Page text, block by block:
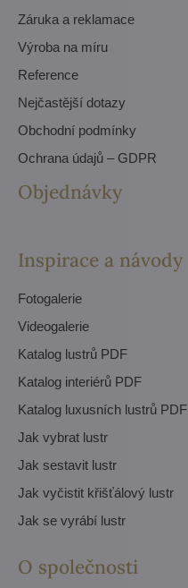
Záruka a reklamace
Výroba na míru
Reference
Nejčastější dotazy
Obchodní podmínky
Ochrana údajů – GDPR
Objednávky
Inspirace a návody
Fotogalerie
Videogalerie
Katalog lustrů PDF
Katalog interiérů PDF
Katalog luxusních lustrů PDF
Jak vybrat lustr
Jak sestavit lustr
Jak vyčistit křišťálový lustr
Jak se vyrábí lustr
O společnosti